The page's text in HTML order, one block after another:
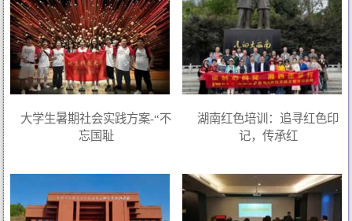
大学生暑期社会实践方案-“不
忘国耻
湖南红色培训：追寻红色印
记，传承红